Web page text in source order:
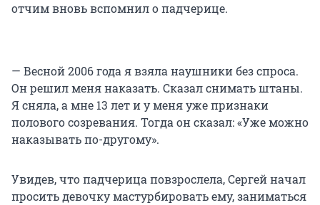
отчим вновь вспомнил о падчерице.
— Весной 2006 года я взяла наушники без спроса.
Он решил меня наказать. Сказал снимать штаны.
Я сняла, а мне 13 лет и у меня уже признаки
полового созревания. Тогда он сказал: «Уже можно
наказывать по-другому».
Увидев, что падчерица повзрослела, Сергей начал
просить девочку мастурбировать ему, заниматься